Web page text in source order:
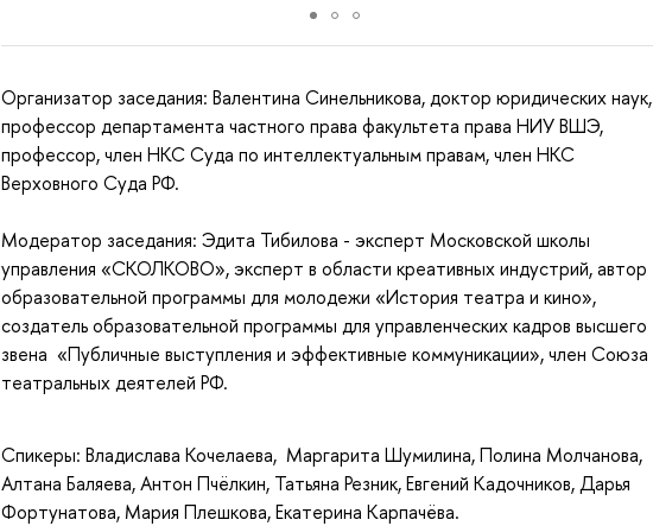
Организатор заседания: Валентина Синельникова, доктор юридических наук,
профессор департамента частного права факультета права НИУ ВШЭ,
профессор, член НКС Суда по интеллектуальным правам, член НКС
Верховного Суда РФ.
Модератор заседания: Эдита Тибилова - эксперт Московской школы
управления «СКОЛКОВО», эксперт в области креативных индустрий, автор
образовательной программы для молодежи «История театра и кино»,
создатель образовательной программы для управленческих кадров высшего
звена «Публичные выступления и эффективные коммуникации», член Союза
театральных деятелей РФ.
Спикеры: Владислава Кочелаева, Маргарита Шумилина, Полина Молчанова,
Алтана Баляева, Антон Пчёлкин, Татьяна Резник, Евгений Кадочников, Дарья
Фортунатова, Мария Плешкова, Екатерина Карпачёва.